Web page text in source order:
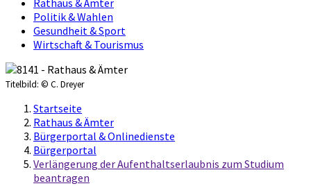
Rathaus & Ämter
Politik & Wahlen
Gesundheit & Sport
Wirtschaft & Tourismus
Titelbild: © C. Dreyer
Startseite
Rathaus & Ämter
Bürgerportal & Onlinedienste
Bürgerportal
Verlängerung der Aufenthaltserlaubnis zum Studium
beantragen